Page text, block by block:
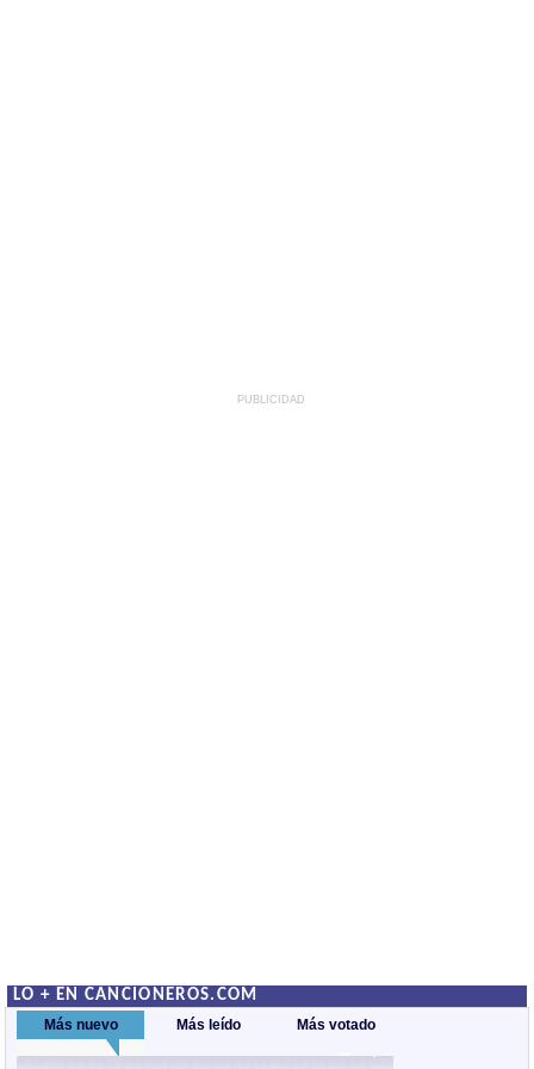
PUBLICIDAD
LO + EN CANCIONEROS.COM
Más nuevo Más leído Más votado